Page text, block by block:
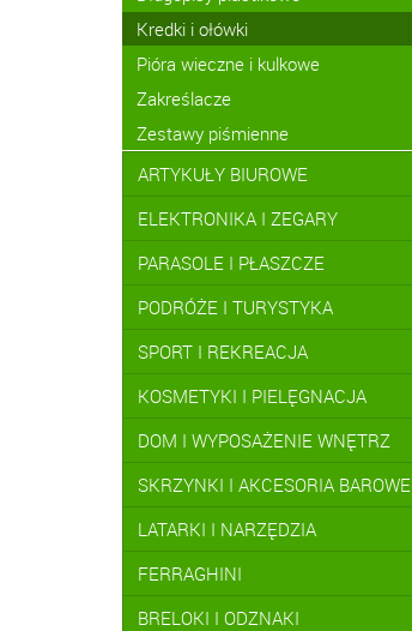
Kredki i ołówki
Pióra wieczne i kulkowe
Zakreślacze
Zestawy piśmienne
ARTYKUŁY BIUROWE
ELEKTRONIKA I ZEGARY
PARASOLE I PŁASZCZE
PODRÓŻE I TURYSTYKA
SPORT I REKREACJA
KOSMETYKI I PIELĘGNACJA
DOM I WYPOSAŻENIE WNĘTRZ
SKRZYNKI I AKCESORIA BAROWE
LATARKI I NARZĘDZIA
FERRAGHINI
BRELOKI I ODZNAKI